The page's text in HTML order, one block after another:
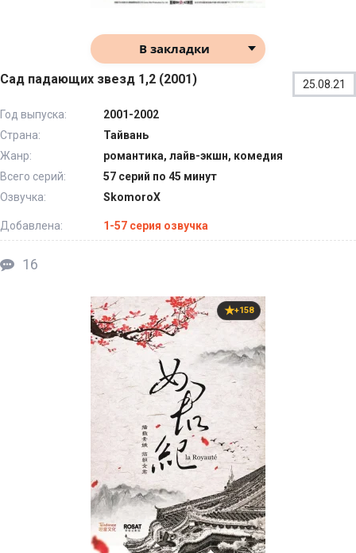
В закладки
Сад падающих звезд 1,2 (2001) 25.08.21
Год выпуска:
2001-2002
Страна:
Тайвань
Жанр:
романтика, лайв-экшн, комедия
Всего серий:
57 серий по 45 минут
Озвучка:
SkomoroX
Добавлена: 1-57 серия озвучка
16
+158